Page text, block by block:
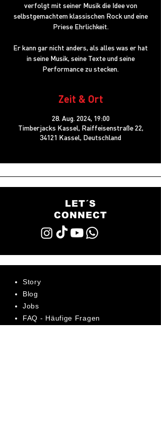
verfolgt mit seiner Musik die Idee von
selbstgemachtem klassischen Rock und eine
Priese Ehrlichkeit.
Er kann gar nicht anders, als alles was er hat
in seine Musik, seine Texte und seine
Performance zu stecken.
Zeit & Ort
28. Aug. 2024, 19:00
Timberjacks Kassel, Raiffeisenstraße 22,
34121 Kassel, Deutschland
LET´S
CONNECT
Story
Blog
Jobs
FAQ - Häufige Fragen